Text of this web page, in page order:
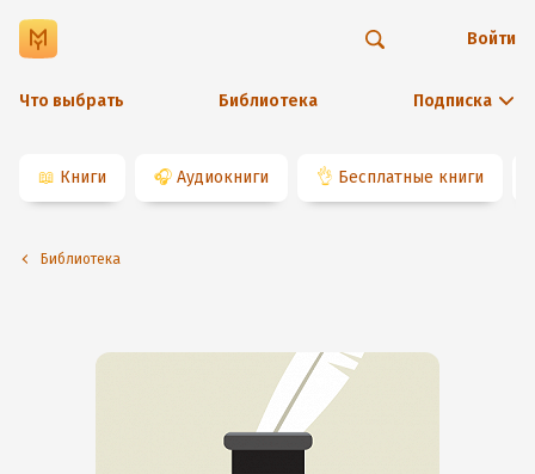
Что выбрать Библиотека Подписка
Войти
📖 Книги 🎧 Аудиокниги 👌 Бесплатные книги
Библиотека